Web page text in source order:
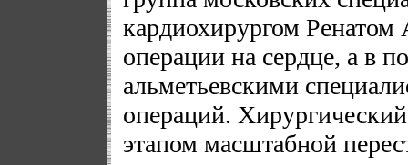
кардиохирургом
операции на сердце, а в
альметьевскими
операций.
этапом масштабной